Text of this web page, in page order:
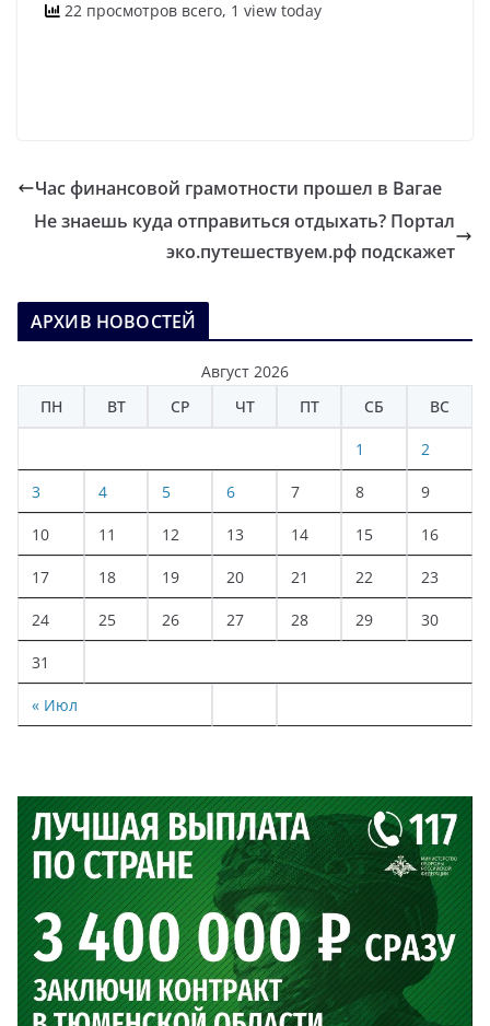
22 просмотров всего, 1 view today
Час финансовой грамотности прошел в Вагае
Не знаешь куда отправиться отдыхать? Портал
эко.путешествуем.рф подскажет
АРХИВ НОВОСТЕЙ
Август 2026
ПН
ВТ СР ЧТ ПТ СБ ВС
« Июл
1 2
3 4 5 6 7 8 9
10 11 12 13 14 15 16
17 18 19 20 21 22 23
24 25 26 27 28 29 30
31